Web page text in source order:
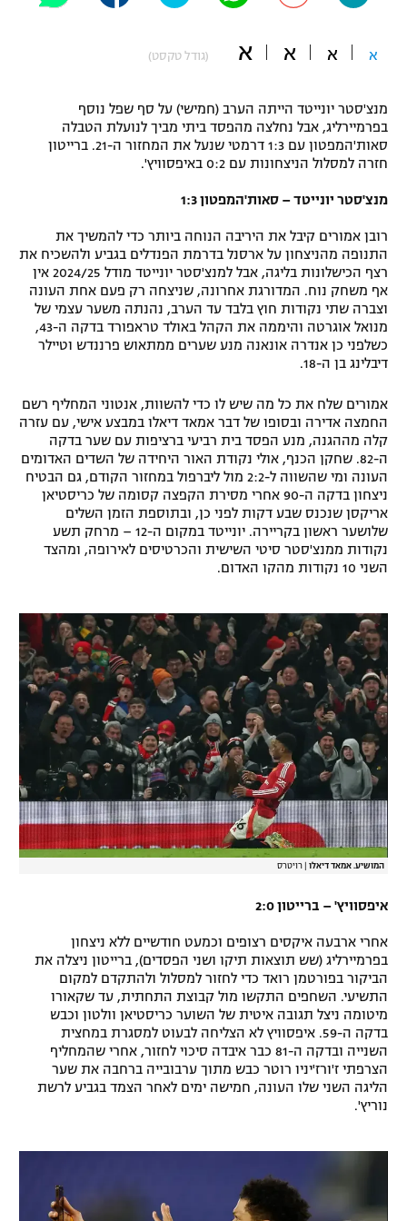
תקנון משתתפים וזוכים בפרסים
תקנון עבור פעילות ספורט 1 – "מרלן"
טניס
גיימינג E-Sports
תנאי שימוש
מדיניות פרטיות
רשיון להקרנה פומבית לבית עסק
הצטרפות לחבילת הערוצים
לוח דרושים – ג'ובנט
תגיות
כדורמים
פוטבול אמריקאי NFL
ספורט אתגרי ואקסטרים
אומנויות לחימה
גיימינג E-Sports
א א א א (גודל טקסט)
מנצ'סטר יונייטד הייתה הערב (חמישי) על סף שפל נוסף
בפרמיירליג, אבל נחלצה מהפסד ביתי מביך לנועלת הטבלה
סאות'המפטון עם 1:3 דרמטי שנעל את המחזור ה-21. ברייטון
חזרה למסלול הניצחונות עם 0:2 באיפסוויץ'.
מנצ'סטר יונייטד – סאות'המפטון 1:3
רובן אמורים קיבל את היריבה הנוחה ביותר כדי להמשיך את
התנופה מהניצחון על ארסנל בדרמת הפנדלים בגביע ולהשכיח את
רצף הכישלונות בליגה, אבל למנצ'סטר יונייטד מודל 2024/25 אין
אף משחק נוח. המדורגת אחרונה, שניצחה רק פעם אחת העונה
וצברה שתי נקודות חוץ בלבד עד הערב, נהנתה משער עצמי של
מנואל אוגרטה והיממה את הקהל באולד טראפורד בדקה ה-43,
כשלפני כן אנדרה אונאנה מנע שערים ממתאוש פרננדש וטיילר
דיבלינג בן ה-18.
אמורים שלח את כל מה שיש לו כדי להשוות, אנטוני המחליף רשם
החמצה אדירה ובסופו של דבר אמאד דיאלו במבצע אישי, עם עזרה
קלה מההגנה, מנע הפסד בית רביעי ברציפות עם שער בדקה
ה-82. שחקן הכנף, אולי נקודת האור היחידה של השדים האדומים
העונה ומי שהשווה ל-2:2 מול ליברפול במחזור הקודם, גם הבטיח
ניצחון בדקה ה-90 אחרי מסירת הקפצה קסומה של כריסטיאן
אריקסן שנכנס שבע דקות לפני כן, ובתוספת הזמן השלים
שלושער ראשון בקריירה. יונייטד במקום ה-12 – מרחק תשע
נקודות ממנצ'סטר סיטי השישית והכרטיסים לאירופה, ומהצד
השני 10 נקודות מהקו האדום.
המושיע. אמאד דיאלו רויטרס
איפסוויץ' – ברייטון 2:0
אחרי ארבעה איקסים רצופים וכמעט חודשיים ללא ניצחון
בפרמיירליג (שש תוצאות תיקו ושני הפסדים), ברייטון ניצלה את
הביקור בפורטמן רואד כדי לחזור למסלול ולהתקדם למקום
התשיעי. השחפים התקשו מול קבוצת התחתית, עד שקאורו
מיטומה ניצל תגובה איטית של השוער כריסטיאן וולטון וכבש
בדקה ה-59. איפסוויץ לא הצליחה לבעוט למסגרת במחצית
השנייה ובדקה ה-81 כבר איבדה סיכוי לחזור, אחרי שהמחליף
הצרפתי ז'ורז'יניו רוטר כבש מתוך ערבובייה ברחבה את שער
הליגה השני שלו העונה, חמישה ימים לאחר הצמד בגביע לרשת
נוריץ'.